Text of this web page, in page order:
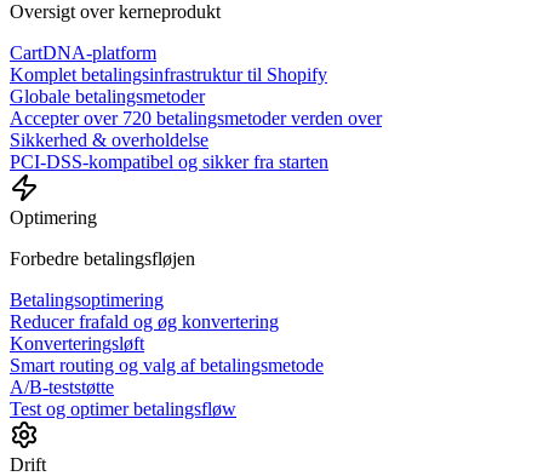
Oversigt over kerneprodukt
CartDNA-platform
Komplet betalingsinfrastruktur til Shopify
Globale betalingsmetoder
Accepter over 720 betalingsmetoder verden over
Sikkerhed & overholdelse
PCI-DSS-kompatibel og sikker fra starten
Optimering
Forbedre betalingsfløjen
Betalingsoptimering
Reducer frafald og øg konvertering
Konverteringsløft
Smart routing og valg af betalingsmetode
A/B-teststøtte
Test og optimer betalingsfløw
Drift